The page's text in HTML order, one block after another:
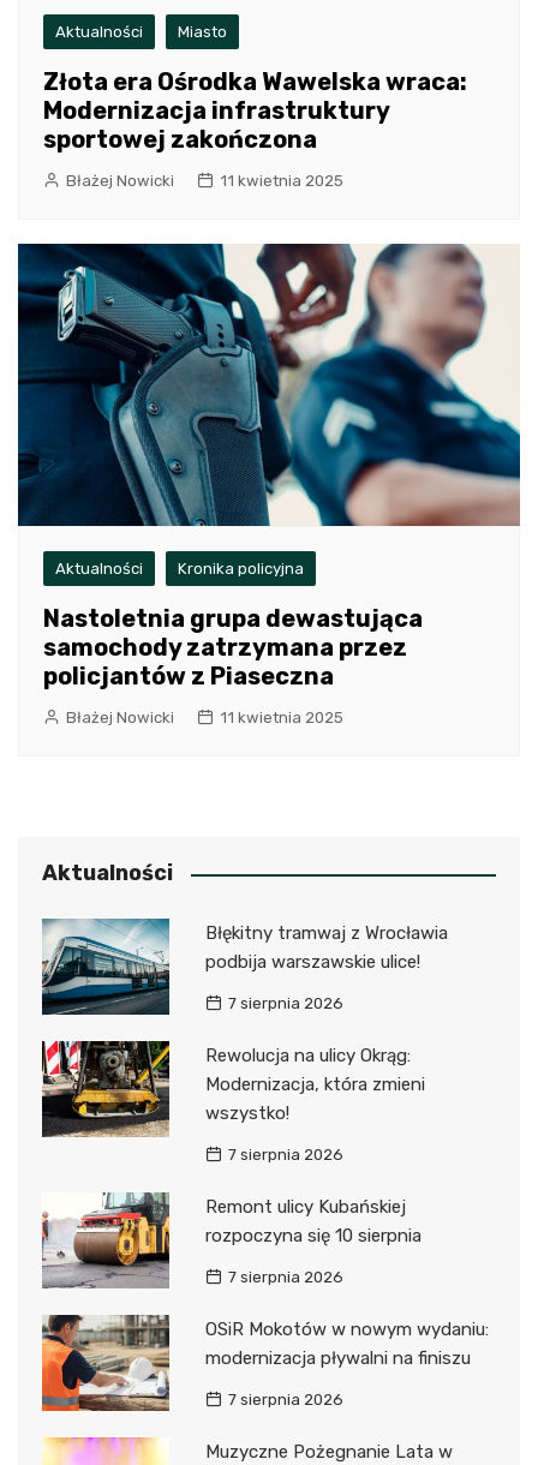
Aktualności Miasto
Złota era Ośrodka Wawelska wraca:
Modernizacja infrastruktury
sportowej zakończona
Błażej Nowicki 11 kwietnia 2025
Aktualności Kronika policyjna
Nastoletnia grupa dewastująca
samochody zatrzymana przez
policjantów z Piaseczna
Błażej Nowicki 11 kwietnia 2025
Aktualności
Błękitny tramwaj z Wrocławia
podbija warszawskie ulice!
7 sierpnia 2026
Rewolucja na ulicy Okrąg:
Modernizacja, która zmieni
wszystko!
7 sierpnia 2026
Remont ulicy Kubańskiej
rozpoczyna się 10 sierpnia
7 sierpnia 2026
OSiR Mokotów w nowym wydaniu:
modernizacja pływalni na finiszu
7 sierpnia 2026
Muzyczne Pożegnanie Lata w